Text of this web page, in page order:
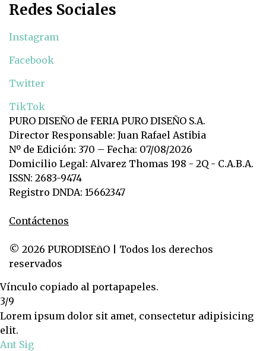
Redes Sociales
Instagram
Facebook
Twitter
TikTok
PURO DISEÑO de FERIA PURO DISEÑO S.A.
Director Responsable: Juan Rafael Astibia
Nº de Edición: 370 – Fecha: 07/08/2026
Domicilio Legal: Alvarez Thomas 198 - 2Q - C.A.B.A.
ISSN: 2683-9474
Registro DNDA: 15662347
Contáctenos
© 2026 PURODISEñO | Todos los derechos
reservados
Vínculo copiado al portapapeles.
3/9
Lorem ipsum dolor sit amet, consectetur adipisicing
elit.
Ant Sig